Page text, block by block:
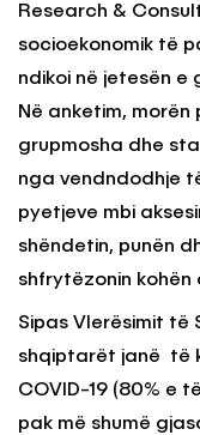
Research &
socioekonomik të
ndikoi në jetesën e
Në anketim, morën
grupmosha dhe
nga vendndodhje
pyetjeve mbi
shëndetin, punën
shfrytëzonin kohën
Sipas Vlerësimit të
shqiptarët janë të
COVID-19 (80% e
pak më shumë